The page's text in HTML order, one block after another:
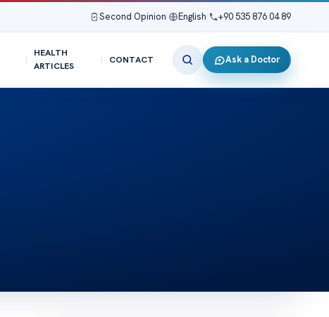
Second Opinion English +90 535 876 04 89
HEALTH
ARTICLES
CONTACT Ask a Doctor